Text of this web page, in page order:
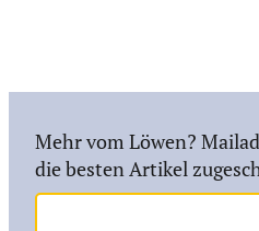
Mehr vom Löwen?
die besten Artikel